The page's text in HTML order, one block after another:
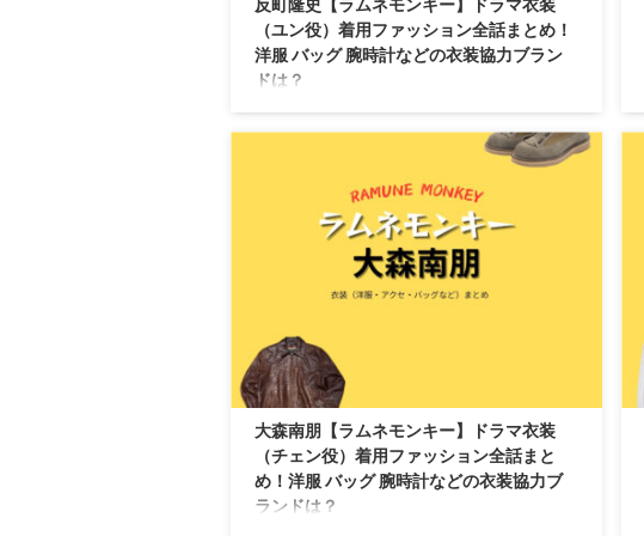
反町隆史【ラムネモンキー】ドラマ衣装
（ユン役）着用ファッション全話まとめ！
洋服 バッグ 腕時計などの衣装協力ブラン
ドは？
役）の衣装・服装（服･バッグ･アクセ・靴など）
やドラマファッションのコーデを着用シーン別・
大森南朋【ラムネモンキー】ドラマ衣装
（チェン役）着用ファッション全話まと
め！洋服 バッグ 腕時計などの衣装協力ブ
ランドは？